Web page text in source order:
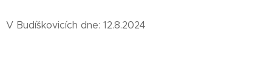
V Budíškovicích dne: 12.8.2024